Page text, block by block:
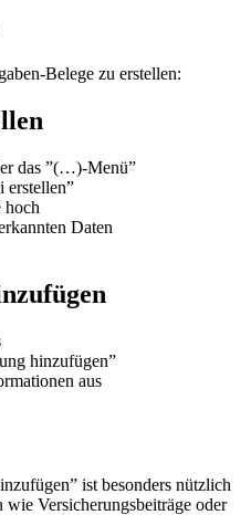
Belege zu erstellen:
das ”(…)-Menü”
erstellen”
hoch
Daten
hinzufügen”
aus
ist besonders nützlich
Versicherungsbeiträge oder